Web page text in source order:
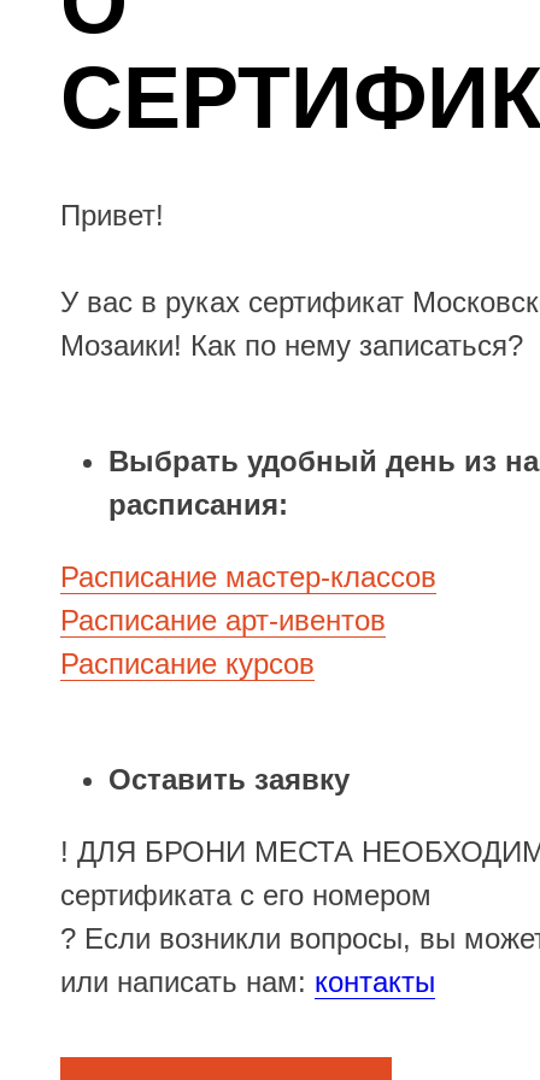
Привет!
У вас в руках сертификат
Мозаики! Как по нему записаться?
Выбрать удобный день из
расписания:
Расписание мастер-классов
Расписание арт-ивентов
Расписание курсов
Оставить заявку
! ДЛЯ БРОНИ МЕСТА
сертификата с его номером
? Если возникли вопросы, вы
или написать нам: контакты
Вы всего в одном шаге от записи по сертификату, заполните
Оставить заявку